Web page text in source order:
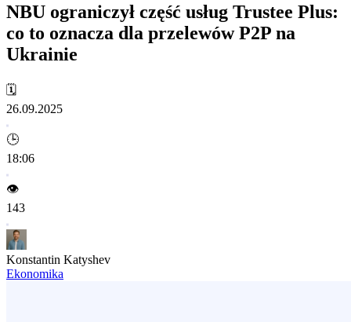
NBU ograniczył część usług Trustee Plus:
co to oznacza dla przelewów P2P na
Ukrainie
🗓️
26.09.2025
🕒
18:06
👁️
143
Konstantin Katyshev
Ekonomika